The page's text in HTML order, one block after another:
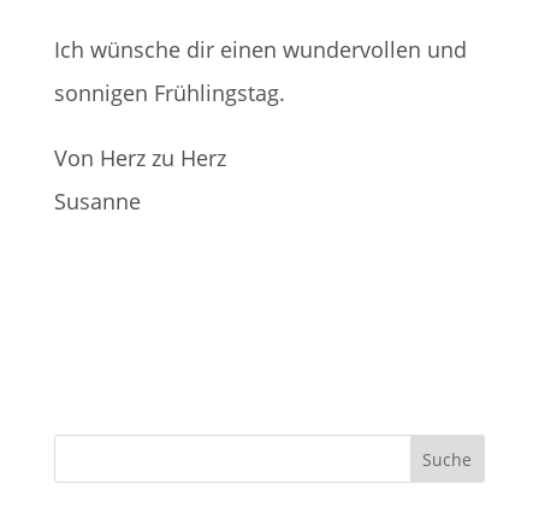
Ich wünsche dir einen wundervollen und
sonnigen Frühlingstag.
Von Herz zu Herz
Susanne
Suche